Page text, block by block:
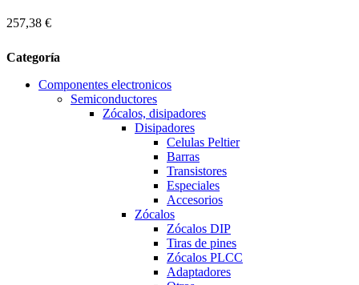
257,38 €
Categoría
Componentes electronicos
Semiconductores
Zócalos, disipadores
Disipadores
Celulas Peltier
Barras
Transistores
Especiales
Accesorios
Zócalos
Zócalos DIP
Tiras de pines
Zócalos PLCC
Adaptadores